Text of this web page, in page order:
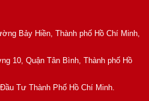
Bảy Hiền, Thành phố Hồ Chí Minh,
10, Quận Tân Bình, Thành phố Hồ
Tư Thành Phố Hồ Chí Minh.